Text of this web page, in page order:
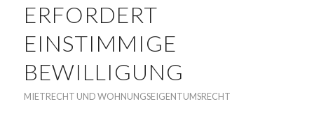
ERFORDERT
EINSTIMMIGE
BEWILLIGUNG
MIETRECHT UND WOHNUNGSEIGENTUMSRECHT